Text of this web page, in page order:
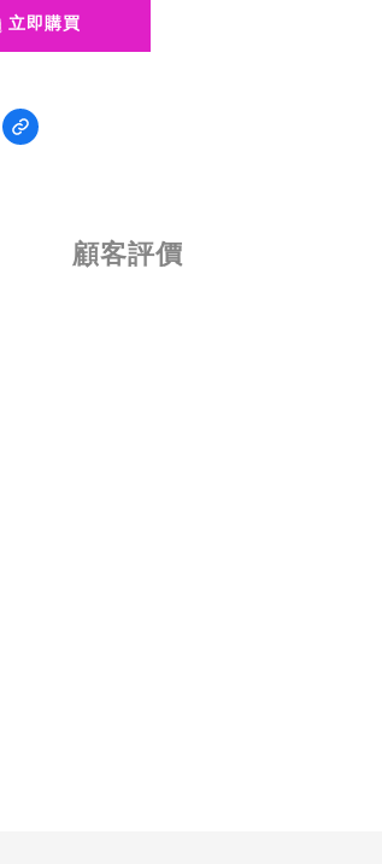
立即購買
顧客評價